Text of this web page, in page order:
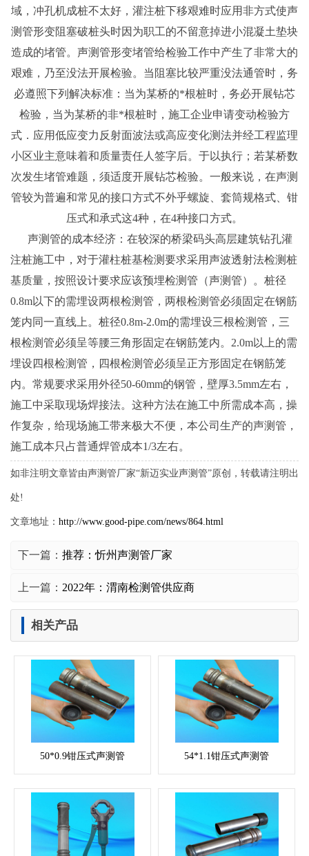
域，冲孔机成桩不太好，灌注桩下移艰难时应用非方式使声
测管形变阻塞破桩头时因为职工的不留意掉进小混凝土垫块
造成的堵管。声测管形变堵管给检验工作中产生了非常大的
艰难，乃至没法开展检验。当阻塞比较严重没法通管时，务
必遵照下列解决标准：当为某桥的*根桩时，务必开展钻芯
检验，当为某桥的非*根桩时，施工企业申请变动检验方
式．应用低应变力反射面波法或高应变化测法并经工程监理
小区业主意味着和质量责任人签字后。于以执行；若某桥数
次发生堵管难题，须适度开展钻芯检验。一般来说，在声测
管较为普遍和常见的接口方式不外乎螺旋、套筒规格式、钳
压式和承式这4种，在4种接口方式。
声测管的成本经济：在较深的桥梁码头高层建筑钻孔灌
注桩施工中，对于灌柱桩基检测要求采用声波透射法检测桩
基质量，按照设计要求应该预埋检测管（声测管）。桩径
0.8m以下的需埋设两根检测管，两根检测管必须固定在钢筋
笼内同一直线上。桩径0.8m-2.0m的需埋设三根检测管，三
根检测管必须呈等腰三角形固定在钢筋笼内。2.0m以上的需
埋设四根检测管，四根检测管必须呈正方形固定在钢筋笼
内。常规要求采用外径50-60mm的钢管，壁厚3.5mm左右，
施工中采取现场焊接法。这种方法在施工中所需成本高，操
作复杂，给现场施工带来极大不便，本公司生产的声测管，
施工成本只占普通焊管成本1/3左右。
如非注明文章皆由声测管厂家“新迈实业声测管”原创，转载请注明出
处!
文章地址： http://www.good-pipe.com/news/864.html
下一篇： 推荐：忻州声测管厂家
上一篇： 2022年：渭南检测管供应商
相关产品
50*0.9钳压式声测管 54*1.1钳压式声测管